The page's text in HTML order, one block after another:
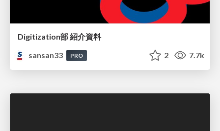
Digitization部 紹介資料
sansan33
PRO 2 7.7k